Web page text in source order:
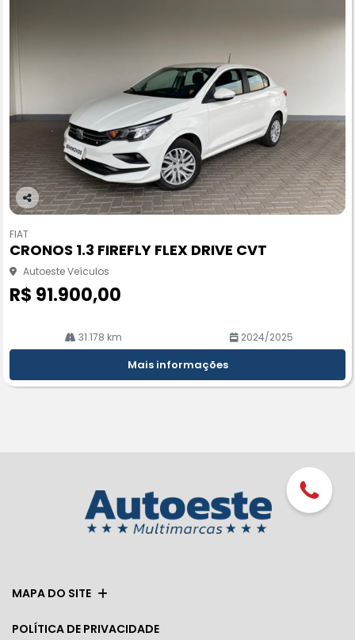
Co
pa
rtil
he
FIAT
CRONOS 1.3 FIREFLY FLEX DRIVE CVT
Autoeste Veículos
R$ 91.900,00
31.178 km 2024/2025
Mais informações
MAPA DO SITE
POLÍTICA DE PRIVACIDADE